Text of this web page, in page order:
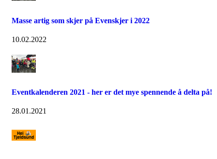
Masse artig som skjer på Evenskjer i 2022
10.02.2022
Eventkalenderen 2021 - her er det mye spennende å delta på!
28.01.2021